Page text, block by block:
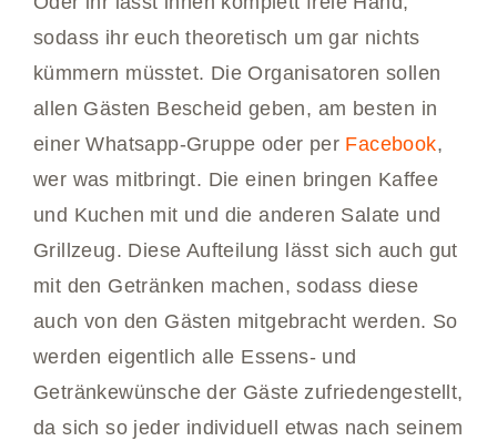
sodass ihr euch theoretisch um gar nichts
kümmern müsstet. Die Organisatoren sollen
allen Gästen Bescheid geben, am besten in
einer Whatsapp-Gruppe oder per Facebook,
wer was mitbringt. Die einen bringen Kaffee
und Kuchen mit und die anderen Salate und
Grillzeug. Diese Aufteilung lässt sich auch gut
mit den Getränken machen, sodass diese
auch von den Gästen mitgebracht werden. So
werden eigentlich alle Essens- und
Getränkewünsche der Gäste zufriedengestellt,
da sich so jeder individuell etwas nach seinem